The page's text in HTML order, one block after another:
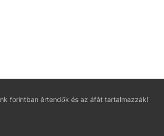
forintban értendők és az áfát tartalmazzák!